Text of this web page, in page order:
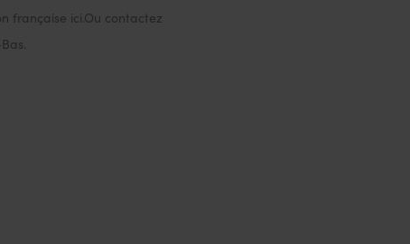
française ici.Ou contactez